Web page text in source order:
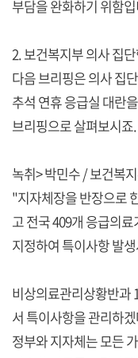
부담을 완화하기 위함
2. 보건복지부 의사 집
다음 브리핑은 의사 집
추석 연휴 응급실 대란
브리핑으로 살펴보시죠.
녹취> 박민수 / 보건복
"지자체장을 반장으로
고 전국 409개 응급의
지정하여 특이사항 발
비상의료관리상황반과
서 특이사항을 관리하
정부와 지자체는 모든